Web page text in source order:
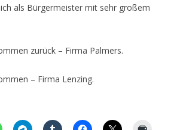
als Bürgermeister mit sehr großem
zurück – Firma Palmers.
– Firma Lenzing.